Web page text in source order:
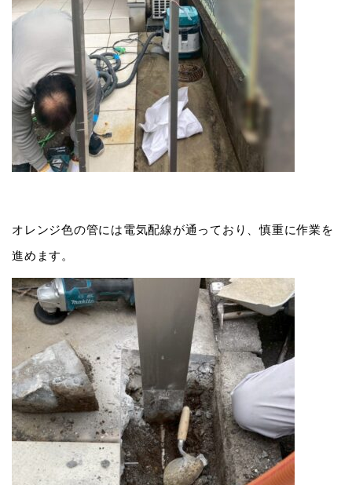
オレンジ色の管には電気配線が通っており、慎重に作業を
進めます。